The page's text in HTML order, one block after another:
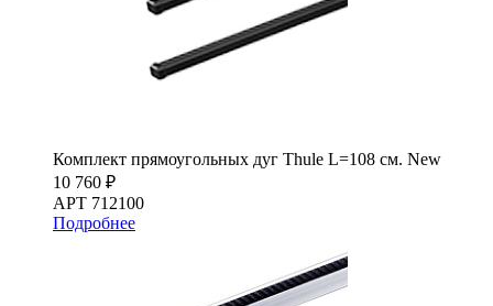
Комплект прямоугольных дуг Thule L=108 см. New
10 760 ₽
АРТ 712100
Подробнее